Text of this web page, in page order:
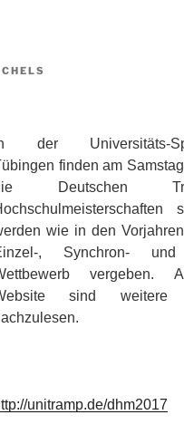
der Universitäts-
finden am
Deutschen
wie in den
, Synchron- und
vergeben.
sind weitere
unitramp.de/dhm2017